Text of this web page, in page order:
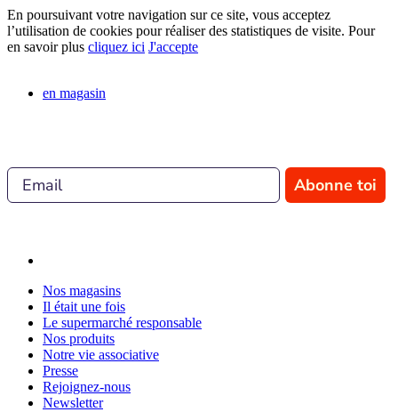
En poursuivant votre navigation sur ce site, vous acceptez
l’utilisation de cookies pour réaliser des statistiques de visite. Pour
en savoir plus cliquez ici J'accepte
en magasin
Abonne toi
Nos magasins
Il était une fois
Le supermarché responsable
Nos produits
Notre vie associative
Presse
Rejoignez-nous
Newsletter